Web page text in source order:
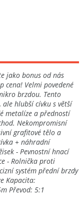
jako bonus od nás
cena! Velmi povedené
brzdou. Tento
hlubší cívku s větší
metalíze a předností
Nekompromisní
grafitové tělo a
+ náhradní
- Pevnostní hnací
- Rolnička proti
systém přední brzdy
Kapacita:
Převod: 5:1